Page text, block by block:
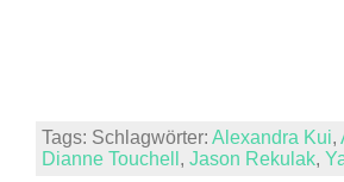
Tags: Schlagwörter: Alexandra Kui,
Dianne Touchell , Jason Rekulak,